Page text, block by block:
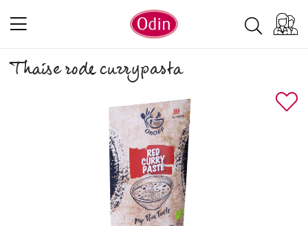
Thaise rode currypasta